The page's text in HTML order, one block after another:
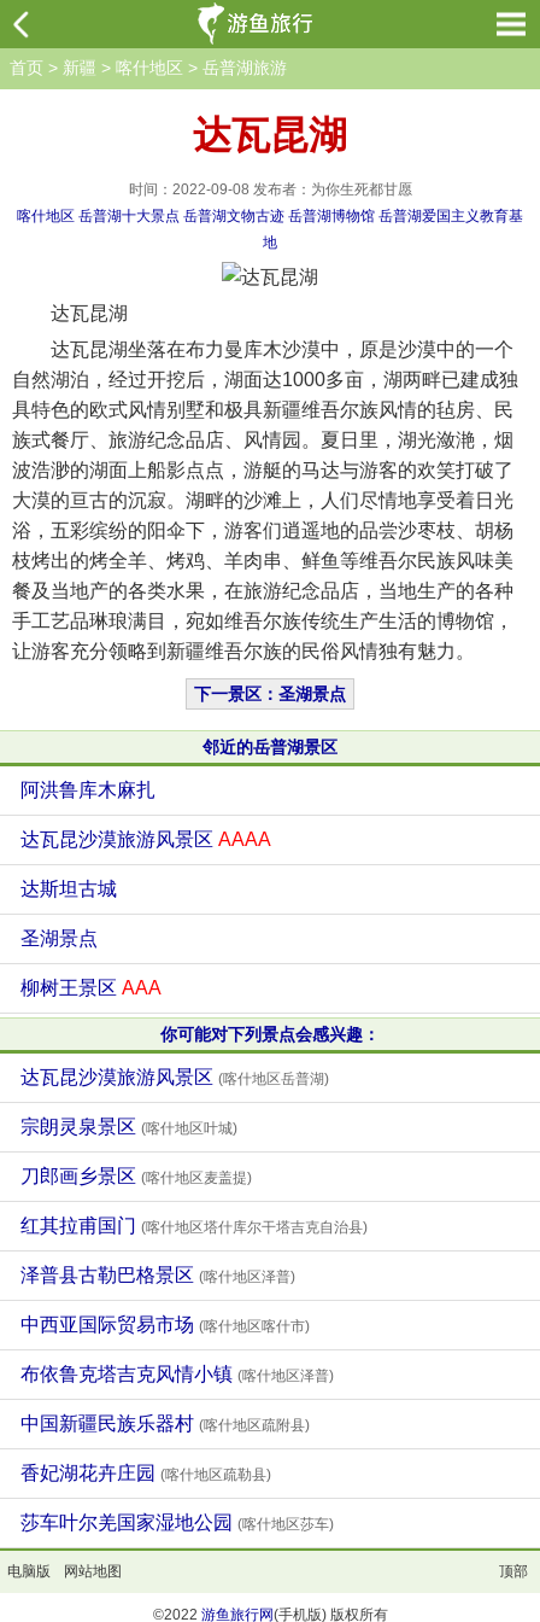
首页 > 新疆 > 喀什地区 > 岳普湖旅游
达瓦昆湖
时间：2022-09-08 发布者：为你生死都甘愿
喀什地区 岳普湖十大景点 岳普湖文物古迹 岳普湖博物馆 岳普湖爱国主义教育基
地
达瓦昆湖
达瓦昆湖坐落在布力曼库木沙漠中，原是沙漠中的一个
自然湖泊，经过开挖后，湖面达1000多亩，湖两畔已建成独
具特色的欧式风情别墅和极具新疆维吾尔族风情的毡房、民
族式餐厅、旅游纪念品店、风情园。夏日里，湖光潋滟，烟
波浩渺的湖面上船影点点，游艇的马达与游客的欢笑打破了
大漠的亘古的沉寂。湖畔的沙滩上，人们尽情地享受着日光
浴，五彩缤纷的阳伞下，游客们逍遥地的品尝沙枣枝、胡杨
枝烤出的烤全羊、烤鸡、羊肉串、鲜鱼等维吾尔民族风味美
餐及当地产的各类水果，在旅游纪念品店，当地生产的各种
手工艺品琳琅满目，宛如维吾尔族传统生产生活的博物馆，
让游客充分领略到新疆维吾尔族的民俗风情独有魅力。
下一景区：圣湖景点
邻近的岳普湖景区
阿洪鲁库木麻扎
达瓦昆沙漠旅游风景区 AAAA
达斯坦古城
圣湖景点
柳树王景区 AAA
你可能对下列景点会感兴趣：
达瓦昆沙漠旅游风景区 (喀什地区岳普湖)
宗朗灵泉景区 (喀什地区叶城)
刀郎画乡景区 (喀什地区麦盖提)
红其拉甫国门 (喀什地区塔什库尔干塔吉克自治县)
泽普县古勒巴格景区 (喀什地区泽普)
中西亚国际贸易市场 (喀什地区喀什市)
布依鲁克塔吉克风情小镇 (喀什地区泽普)
中国新疆民族乐器村 (喀什地区疏附县)
香妃湖花卉庄园 (喀什地区疏勒县)
莎车叶尔羌国家湿地公园 (喀什地区莎车)
电脑版 网站地图 顶部
©2022 游鱼旅行网(手机版) 版权所有